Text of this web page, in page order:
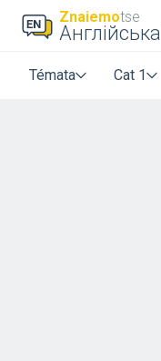
Znaiemotse
Англійська
Témata Cat 1